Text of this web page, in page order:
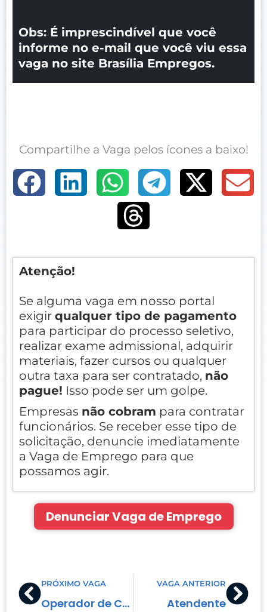
Obs: É imprescindível que você
informe no e-mail que você viu essa
vaga no site Brasília Empregos.
Compartilhe a Vaga pelos ícones a baixo!
Atenção!
Se alguma vaga em nosso portal
exigir qualquer tipo de pagamento
para participar do processo seletivo,
realizar exame admissional, adquirir
materiais, fazer cursos ou qualquer
outra taxa para ser contratado, não
pague! Isso pode ser um golpe.
Empresas não cobram para contratar
funcionários. Se receber esse tipo de
solicitação, denuncie imediatamente
a Vaga de Emprego para que
possamos agir.
Denunciar Vaga de Emprego
Prev
PRÓXIMO VAGA
Operador de Caixa
VAGA ANTERIOR
Atendente